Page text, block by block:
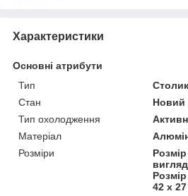
Характеристики
Основні атрибути
Тип
Столик
Стан
Новий
Тип охолодження
Матеріал
Розміри
42 х